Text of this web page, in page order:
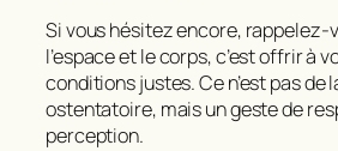
Si vous hésitez encore,
l’espace et le corps, c’est offrir à
conditions justes. Ce n’est pas de
ostentatoire, mais un geste de
perception.